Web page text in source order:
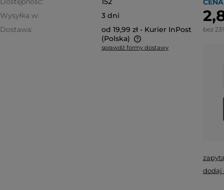
Wysyłka w:
3 dni
Dostawa:
od 19,99 zł - Kurier InPost
(Polska)
sprawdź formy dostawy
bez
dodaj